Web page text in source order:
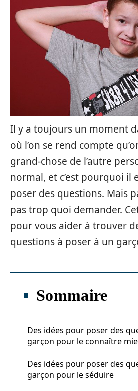
Il y a toujours un moment
où l’on se rend compte
grand-chose de l’autre
normal, et c’est pourquoi il
poser des questions. Mais
pas trop quoi demander.
pour vous aider à trouver
questions à poser à un
Sommaire
Des idées pour poser des
garçon pour le connaître
Des idées pour poser des
garçon pour le séduire